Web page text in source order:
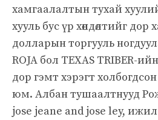
хамгаалалтын тухай
хууль бус үр хөндөлтийг дор
долларын торгууль
ROJA бол TEXAS TRIBER-
дор гэмт хэрэгт холбогдсон
юм. Албан тушаалтнууд
jose jeane and jose ley, ижил